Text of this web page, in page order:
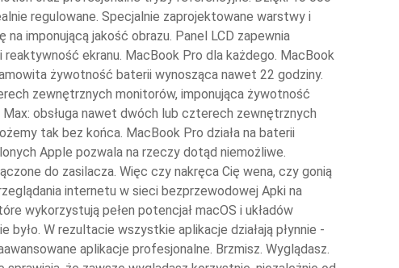
regulowane. Specjalnie zaprojektowane warstwy i
imponującą jakość obrazu. Panel LCD zapewnia
ekranu. MacBook Pro dla każdego. MacBook
żywotność baterii wynosząca nawet 22 godziny.
zewnętrznych monitorów, imponująca żywotność
obsługa nawet dwóch lub czterech zewnętrznych
tak bez końca. MacBook Pro działa na baterii
Apple pozwala na rzeczy dotąd niemożliwe.
do zasilacza. Więc czy nakręca Cię wena, czy gonią
internetu w sieci bezprzewodowej Apki na
wykorzystują pełen potencjał macOS i układów
W rezultacie wszystkie aplikacje działają płynnie -
aplikacje profesjonalne. Brzmisz. Wyglądasz.